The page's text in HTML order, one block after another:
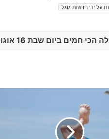
על ידי חדשות גוגל